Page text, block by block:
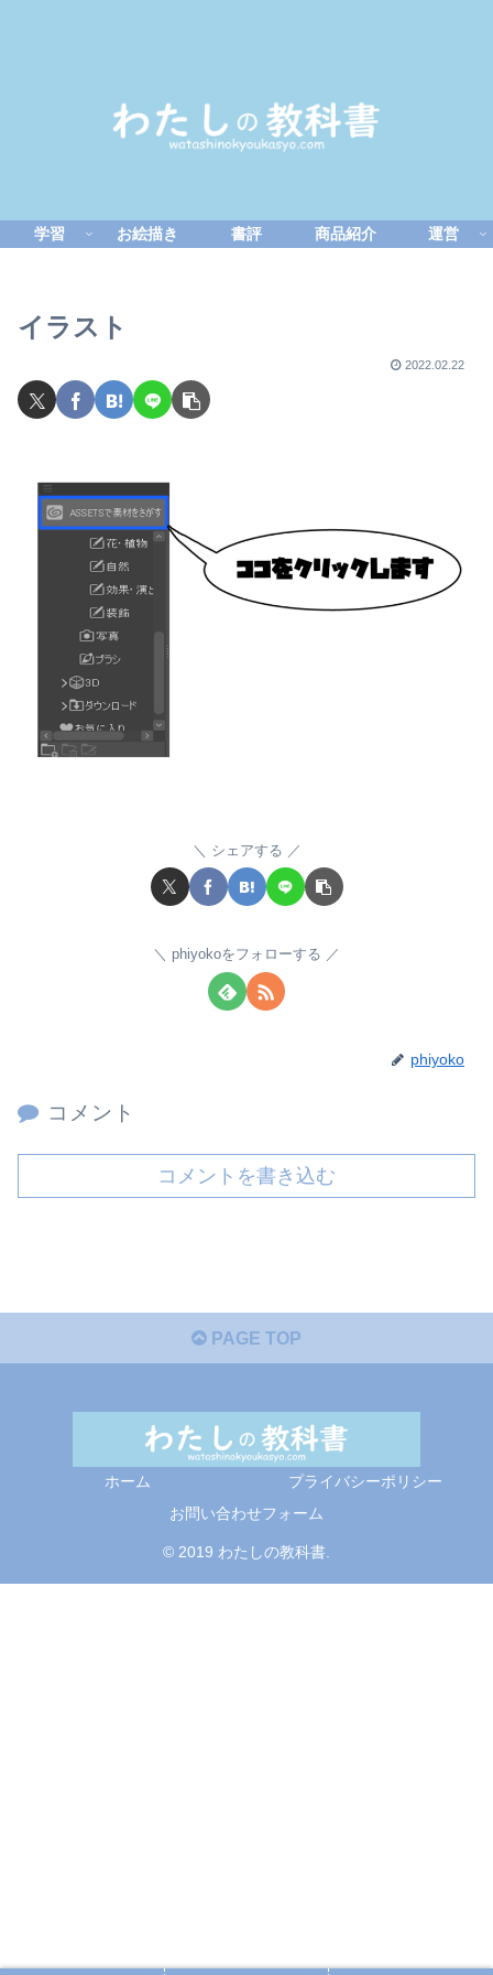
学習 お絵描き 書評 商品紹介 運営
イラスト
2022.02.22
シェアする
phiyokoをフォローする
phiyoko
コメント
コメントを書き込む
PAGE TOP
ホーム
プライバシーポリシー
お問い合わせフォーム
© 2019 わたしの教科書.